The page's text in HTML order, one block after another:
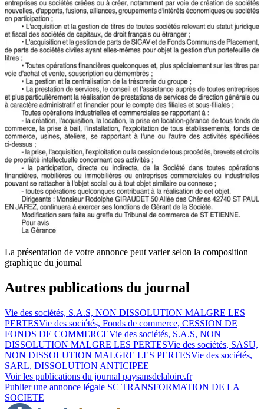
La présentation de votre annonce peut varier selon la composition
graphique du journal
Autres publications du journal
Vie des sociétés, S.A.S, NON DISSOLUTION MALGRE LES
PERTESVie des sociétés, Fonds de commerce, CESSION DE
FONDS DE COMMERCEVie des sociétés, S.A.S, NON
DISSOLUTION MALGRE LES PERTESVie des sociétés, SASU,
NON DISSOLUTION MALGRE LES PERTESVie des sociétés,
SARL, DISSOLUTION ANTICIPEE
Voir les publications du journal paysansdelaloire.fr
Publier une annonce légale SC TRANSFORMATION DE LA
SOCIETE